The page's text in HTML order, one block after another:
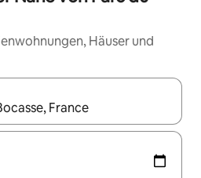
Häuser und
sind, navigiere mit den